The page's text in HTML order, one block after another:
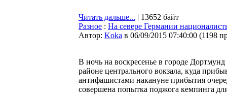
Читать дальше... | 13652 байт
Разное : На севере Германии
Автор: Koka в 06/09/2015 07:40:00 (1198
В ночь на воскресенье в городе
районе центрального вокзала, куда
антифашистами накануне прибытия
совершена попытка поджога кемпинга